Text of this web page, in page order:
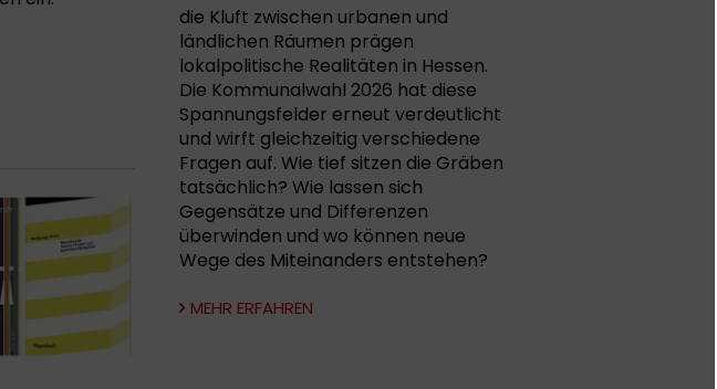
die Kluft zwischen urbanen und
ländlichen Räumen prägen
lokalpolitische Realitäten in Hessen.
Die Kommunalwahl 2026 hat diese
Spannungsfelder erneut verdeutlicht
und wirft gleichzeitig verschiedene
Fragen auf. Wie tief sitzen die Gräben
tatsächlich? Wie lassen sich
Gegensätze und Differenzen
überwinden und wo können neue
Wege des Miteinanders entstehen?
MEHR ERFAHREN